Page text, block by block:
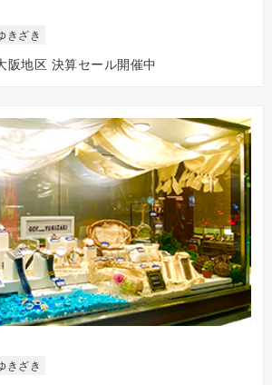
きざき
地区 決算セール開催中
きざき